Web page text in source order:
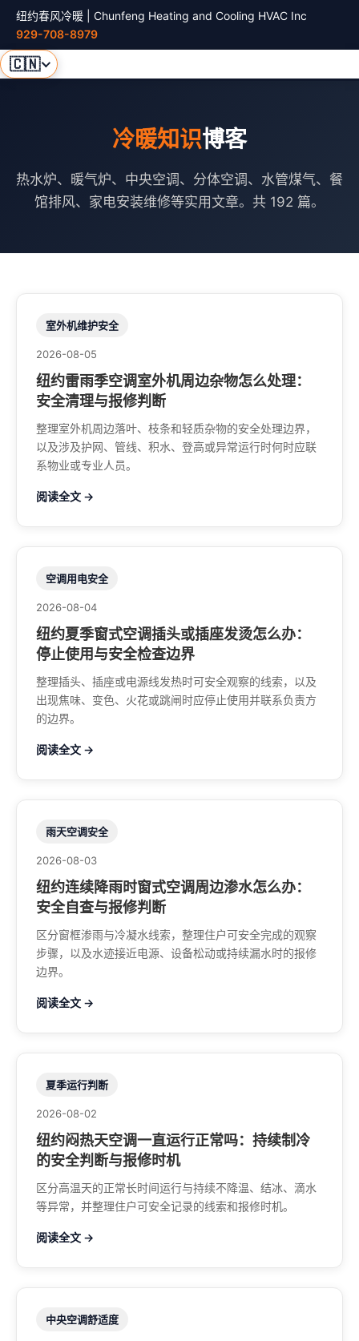
纽约春风冷暖 | Chunfeng Heating and Cooling HVAC Inc
929-708-8979
🇨🇳
冷暖知识博客
热水炉、暖气炉、中央空调、分体空调、水管煤气、餐
馆排风、家电安装维修等实用文章。共 192 篇。
室外机维护安全
2026-08-05
纽约雷雨季空调室外机周边杂物怎么处理：
安全清理与报修判断
整理室外机周边落叶、枝条和轻质杂物的安全处理边界，
以及涉及护网、管线、积水、登高或异常运行时何时应联
系物业或专业人员。
阅读全文 →
空调用电安全
2026-08-04
纽约夏季窗式空调插头或插座发烫怎么办：
停止使用与安全检查边界
整理插头、插座或电源线发热时可安全观察的线索，以及
出现焦味、变色、火花或跳闸时应停止使用并联系负责方
的边界。
阅读全文 →
雨天空调安全
2026-08-03
纽约连续降雨时窗式空调周边渗水怎么办：
安全自查与报修判断
区分窗框渗雨与冷凝水线索，整理住户可安全完成的观察
步骤，以及水迹接近电源、设备松动或持续漏水时的报修
边界。
阅读全文 →
夏季运行判断
2026-08-02
纽约闷热天空调一直运行正常吗：持续制冷
的安全判断与报修时机
区分高温天的正常长时间运行与持续不降温、结冰、滴水
等异常，并整理住户可安全记录的线索和报修时机。
阅读全文 →
中央空调舒适度